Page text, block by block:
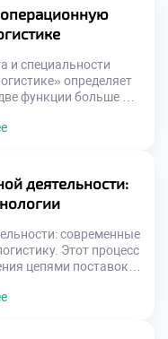
прогноз
и доставку.
достигается
и специальности
определяет
функции больше не
к операционным
устойчивое
рынке. Конфликт
является
деятельности:
современные
Этот процесс
цепями поставок.
становятся